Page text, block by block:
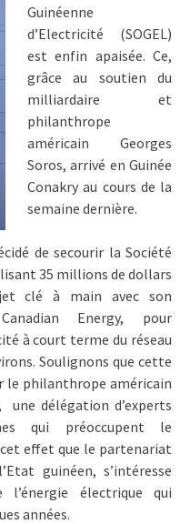
Guinéenne
d’Electricité (SOGEL)
est enfin apaisée. Ce,
grâce au soutien du
milliardaire et
philanthrope
américain Georges
Soros, arrivé en Guinée
Conakry au cours de la
semaine dernière.
de secourir la Société
35 millions de dollars
clé à main avec son
Energy, pour
à court terme du réseau
Soulignons que cette
le philanthrope américain
une délégation d’experts
qui préoccupent le
effet que le partenariat
guinéen, s’intéresse
électrique qui
années.